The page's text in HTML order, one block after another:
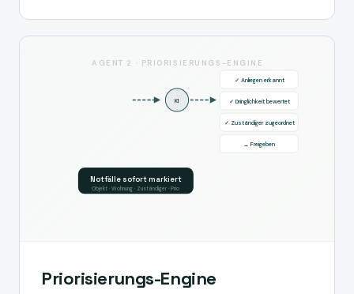
AGENT 2 · PRIORISIERUNGS-ENGINE
KI
✓ Anliegen erkannt
✓ Dringlichkeit bewertet
✓ Zuständiger zugeordnet
→ Freigeben
Notfälle sofort markiert
Objekt · Wohnung · Zuständiger · Prio
Priorisierungs-Engine